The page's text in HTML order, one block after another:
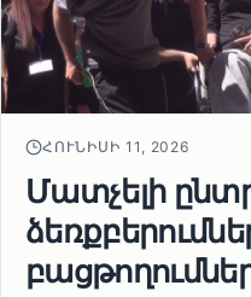
ՀՈՒՆԻՍԻ 11, 2026
Մատչելի